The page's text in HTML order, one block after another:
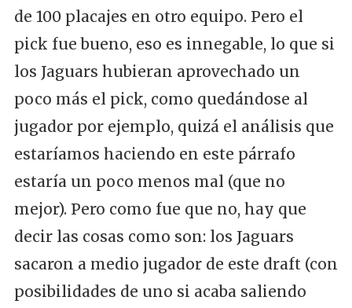
de 100 placajes en otro equipo. Pero el
pick fue bueno, eso es innegable, lo que si
los Jaguars hubieran aprovechado un
poco más el pick, como quedándose al
jugador por ejemplo, quizá el análisis que
estaríamos haciendo en este párrafo
estaría un poco menos mal (que no
mejor). Pero como fue que no, hay que
decir las cosas como son: los Jaguars
sacaron a medio jugador de este draft (con
posibilidades de uno si acaba saliendo